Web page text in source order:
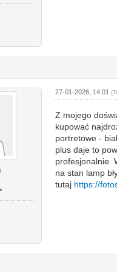
27-01-2026, 14:01
Z mojego
kupować
portretowe -
plus daje to
profesjonalnie.
na stan lamp
tutaj https://